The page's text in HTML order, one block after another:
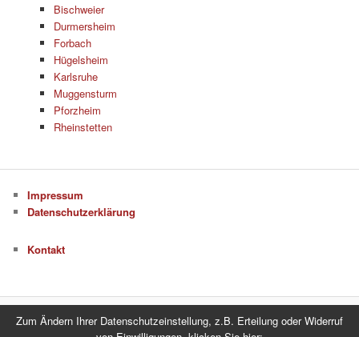
Bischweier
Durmersheim
Forbach
Hügelsheim
Karlsruhe
Muggensturm
Pforzheim
Rheinstetten
Impressum
Datenschutzerklärung
Kontakt
Datenschutzerklärung Stolz präsentiert von WordPress
Zum Ändern Ihrer Datenschutzeinstellung, z.B. Erteilung oder Widerruf